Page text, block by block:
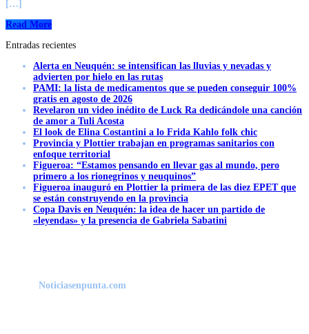
[…]
Read More
Entradas recientes
Alerta en Neuquén: se intensifican las lluvias y nevadas y
advierten por hielo en las rutas
PAMI: la lista de medicamentos que se pueden conseguir 100%
gratis en agosto de 2026
Revelaron un video inédito de Luck Ra dedicándole una canción
de amor a Tuli Acosta
El look de Elina Costantini a lo Frida Kahlo folk chic
Provincia y Plottier trabajan en programas sanitarios con
enfoque territorial
Figueroa: “Estamos pensando en llevar gas al mundo, pero
primero a los rionegrinos y neuquinos”
Figueroa inauguró en Plottier la primera de las diez EPET que
se están construyendo en la provincia
Copa Davis en Neuquén: la idea de hacer un partido de
«leyendas» y la presencia de Gabriela Sabatini
Noticiasenpunta.com